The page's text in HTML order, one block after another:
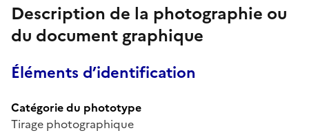
Description de la photographie ou
du document graphique
Éléments d’identification
Catégorie du phototype
Tirage photographique